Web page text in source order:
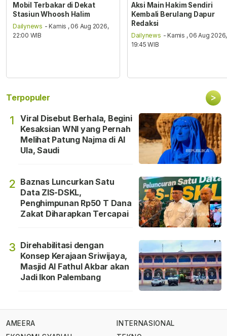
Mobil Terbakar di Dekat
Stasiun Whoosh Halim
Dailynews - Kamis , 06 Aug 2026,
22:00 WIB
Aksi Main Hakim Sendiri
Kembali Berulang Dapur
Redaksi
Dailynews - Kamis , 06 Aug 2026,
19:45 WIB
Terpopuler >
1
Viral Disebut Berhala, Begini
Kesaksian WNI yang Pernah
Melihat Patung Najma di Al
Ula, Saudi
2 Baznas Luncurkan Satu
Data ZIS-DSKL,
Penghimpunan Rp50 T Dana
Zakat Diharapkan Tercapai
3 Direhabilitasi dengan
Konsep Kerajaan Sriwijaya,
Masjid Al Fathul Akbar akan
Jadi Ikon Palembang
AMEERA
INTERNASIONAL